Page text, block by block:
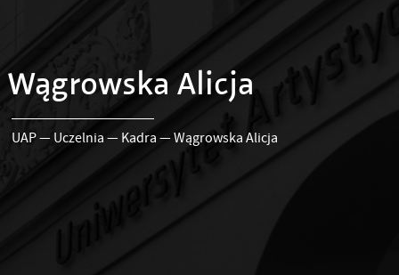
Wągrowska Alicja
UAP— Uczelnia — Kadra —Wągrowska Alicja